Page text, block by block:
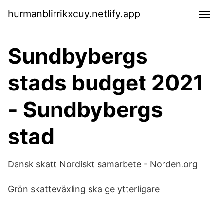
hurmanblirrikxcuy.netlify.app
Sundbybergs
stads budget 2021
- Sundbybergs
stad
Dansk skatt Nordiskt samarbete - Norden.org
Grön skatteväxling ska ge ytterligare